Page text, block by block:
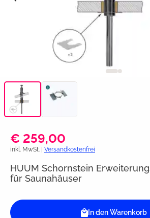
€ 259,00
inkl. MwSt. | Versandkostenfrei
HUUM Schornstein
für Saunahäuser
In den Warenkorb